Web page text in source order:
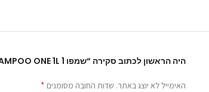
היה הראשון לכתוב סקירה “שמפו 1 SHAMPOO ONE 1L פול מיטשל 1 ליטר”
האימייל לא יוצג באתר. שדות החובה מסומנים *